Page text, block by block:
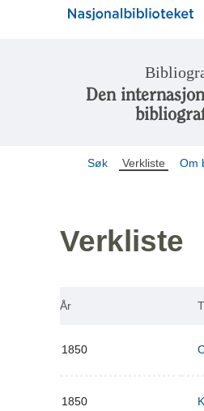
Den
Søk Verkliste Om
Verkliste
År
1850
1850